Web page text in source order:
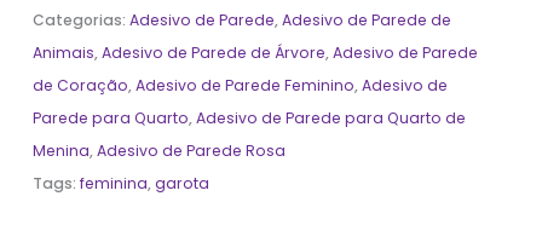
Categorias:Adesivo de Parede,Adesivo de Parede de
Animais,Adesivo de Parede de Árvore,Adesivo de Parede
de Coração,Adesivo de Parede Feminino,Adesivo de
Parede para Quarto,Adesivo de Parede para Quarto de
Menina,Adesivo de Parede Rosa
Tags:feminina,garota